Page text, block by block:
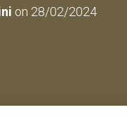
on 28/02/2024